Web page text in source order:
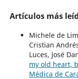
Artículos más
Michele de
Cristian
Luces, José
my old heart,
Médica de